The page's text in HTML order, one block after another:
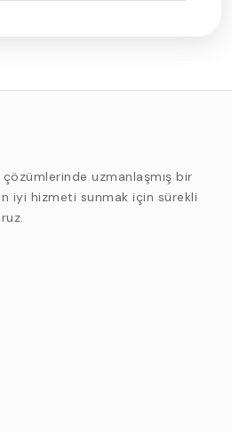
uzmanlaşmış bir
iyi hizmeti sunmak için sürekli